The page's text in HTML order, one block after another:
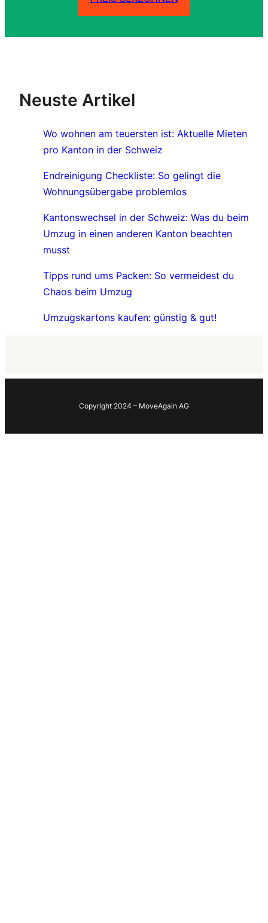
Neuste Artikel
Wo wohnen am teuersten ist: Aktuelle Mieten
pro Kanton in der Schweiz
Endreinigung Checkliste: So gelingt die
Wohnungsübergabe problemlos
Kantonswechsel in der Schweiz: Was du beim
Umzug in einen anderen Kanton beachten
musst
Tipps rund ums Packen: So vermeidest du
Chaos beim Umzug
Umzugskartons kaufen: günstig & gut!
Copyright 2024 – MoveAgain AG